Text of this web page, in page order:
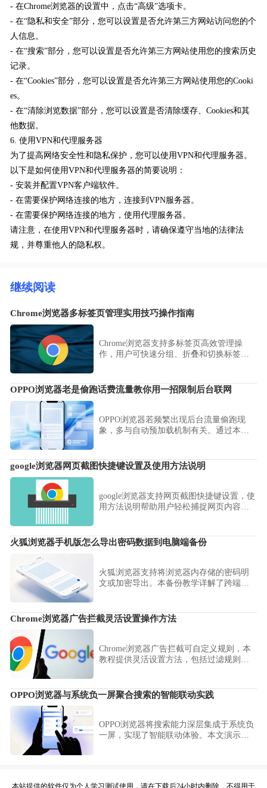
- 在Chrome浏览器的设置中，点击“高级”选项卡。
- 在“隐私和安全”部分，您可以设置是否允许第三方网站访问您的个
人信息。
- 在“搜索”部分，您可以设置是否允许第三方网站使用您的搜索历史
记录。
- 在“Cookies”部分，您可以设置是否允许第三方网站使用您的Cooki
es。
- 在“清除浏览数据”部分，您可以设置是否清除缓存、Cookies和其
他数据。
6. 使用VPN和代理服务器
为了提高网络安全性和隐私保护，您可以使用VPN和代理服务器。
以下是如何使用VPN和代理服务器的简要说明：
- 安装并配置VPN客户端软件。
- 在需要保护网络连接的地方，连接到VPN服务器。
- 在需要保护网络连接的地方，使用代理服务器。
请注意，在使用VPN和代理服务器时，请确保遵守当地的法律法
规，并尊重他人的隐私权。
继续阅读
Chrome浏览器多标签页管理实用技巧操作指南
Chrome浏览器支持多标签页高效管理操
作，用户可快速分组、折叠和切换标签
览网页。
OPPO浏览器老是偷跑话费流量教你用一招限制后台联网
OPPO浏览器若频繁出现后台流量偷跑现
象，多与自动预加载机制有关。通过本文
移动数据开销。
google浏览器网页截图快捷键设置及使用方法说明
google浏览器支持网页截图快捷键设置，使
用方法说明帮助用户轻松捕捉网页内容，
火狐浏览器手机版怎么导出密码数据到电脑端备份
火狐浏览器支持将浏览器内存储的密码明
文或加密导出。本备份教学详解了跨端数
忧。
Chrome浏览器广告拦截灵活设置操作方法
Chrome浏览器广告拦截可自定义规则，本
教程提供灵活设置方法，包括过滤规则创
OPPO浏览器与系统负一屏聚合搜索的智能联动实践
OPPO浏览器将搜索能力深层集成于系统负
一屏，实现了智能联动体验。本文演示了
本站提供的软件仅为个人学习测试使用，请在下载后24小时内删除，不得用于